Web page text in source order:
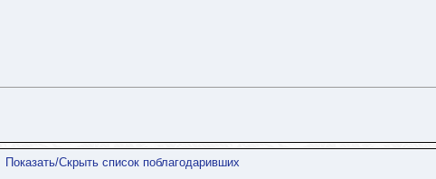
Показать/Скрыть список поблагодаривших